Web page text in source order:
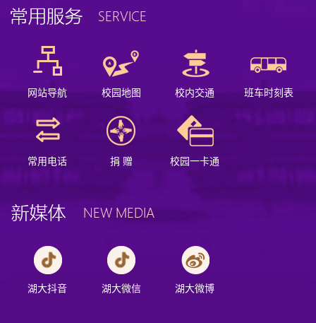
网站导航 校园地图 校内交通 班车时刻表
常用电话 捐 赠 校园一卡通
湖大抖音 湖大微信 湖大微博